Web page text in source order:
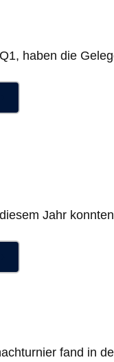
haben die
Jahr
fand in